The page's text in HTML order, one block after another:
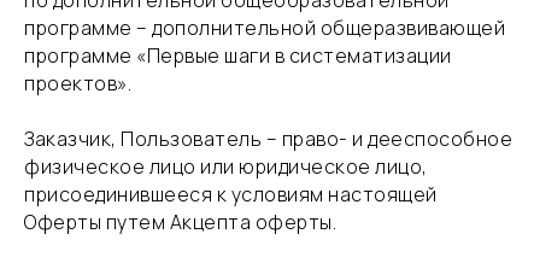
программе – дополнительной общеразвивающей
программе «Первые шаги в систематизации
проектов».
​Заказчик, Пользователь – право- и дееспособное
физическое лицо или юридическое лицо,
присоединившееся к условиям настоящей
Оферты путем Акцепта оферты.